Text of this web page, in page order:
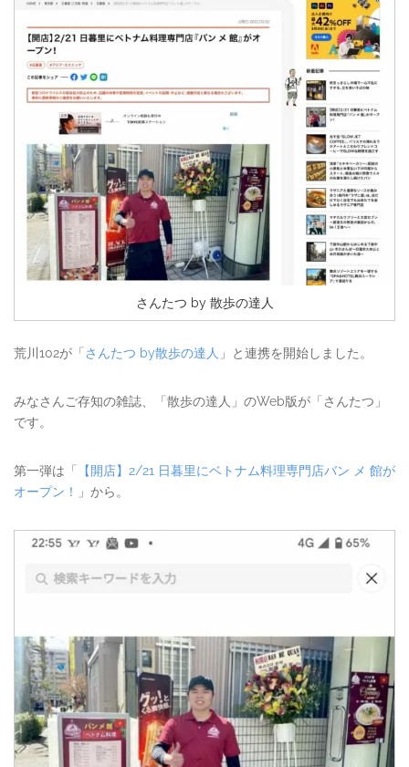
さんたつ by 散歩の達人
荒川102が「 さんたつ by散歩の達人 」と連携を開始しました。
みなさんご存知の雑誌、「散歩の達人」のWeb版が「さんたつ」
です。
第一弾は「
【開店】2/21 日暮里にベトナム料理専門店バン メ 館が
オープン！
」から。